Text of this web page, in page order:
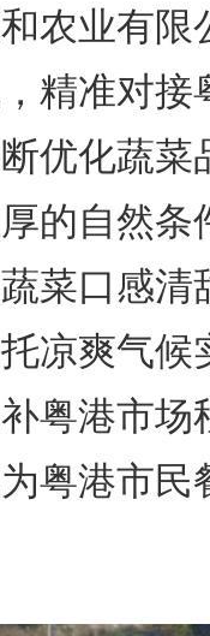
农业有限
精准对接
优化蔬菜
的自然条
菜口感清
凉爽气候
粤港市场
粤港市民